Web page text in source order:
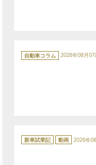
テ
ゴ
自動車コラム 2026年08月07
テ
ゴ
新車試乗記 動画 2026年